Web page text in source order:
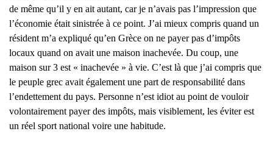
de même qu’il y en ait autant, car je n’avais pas l’impression que
l’économie était sinistrée à ce point. J’ai mieux compris quand un
résident m’a expliqué qu’en Grèce on ne payer pas d’impôts
locaux quand on avait une maison inachevée. Du coup, une
maison sur 3 est « inachevée » à vie. C’est là que j’ai compris que
le peuple grec avait également une part de responsabilité dans
l’endettement du pays. Personne n’est idiot au point de vouloir
volontairement payer des impôts, mais visiblement, les éviter est
un réel sport national voire une habitude.